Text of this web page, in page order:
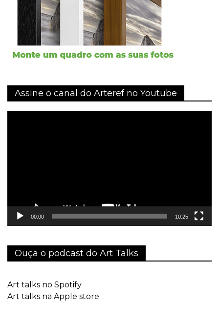
Assine o canal do Arteref no Youtube
00:00 10:25
Ouça o podcast do Art Talks
Art talks no Spotify
Art talks na Apple store